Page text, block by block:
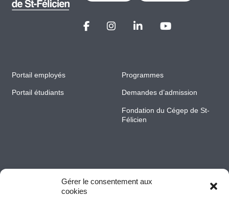
Gérer le consentement aux
cookies
Portail employés
Portail étudiants
Programmes
Demandes d’admission
Fondation du Cégep de St-
Félicien